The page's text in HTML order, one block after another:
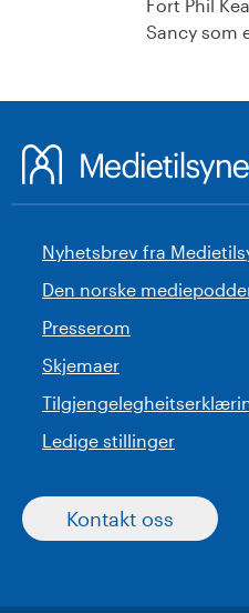
Fort Phil
Sancy som
Nyhetsbrev fra
Den norske
Presserom
Skjemaer
Ledige stillinger
Kontakt oss